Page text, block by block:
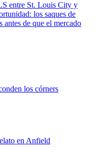
entre St. Louis City y
los saques de
de que el mercado
los córners
en Anfield